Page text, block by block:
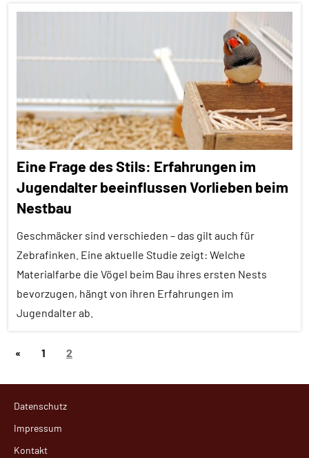
Alle
Themen
Tiergruppen
Erfahrungen
aktuell
Säugetiere
Soziale
Sozialverhalten
Spielverhalten
Eine Frage des Stils: Erfahrungen im
Jugendalter beeinflussen Vorlieben beim
Nestbau
Geschmäcker sind verschieden – das gilt auch für
Zebrafinken. Eine aktuelle Studie zeigt: Welche
Materialfarbe die Vögel beim Bau ihres ersten Nests
bevorzugen, hängt von ihren Erfahrungen im
Jugendalter ab.
Adoleszenz
Seitennummerierung
«Vorherige
1 2
Datenschutz
Impressum
Kontakt